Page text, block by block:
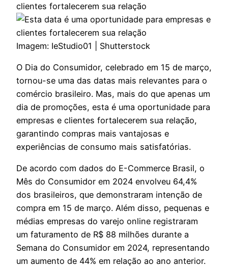
clientes fortalecerem sua relação
Imagem: IeStudio01 | Shutterstock
O Dia do Consumidor, celebrado em 15 de março,
tornou-se uma das datas mais relevantes para o
comércio brasileiro. Mas, mais do que apenas um
dia de promoções, esta é uma oportunidade para
empresas e clientes fortalecerem sua relação,
garantindo compras mais vantajosas e
experiências de consumo mais satisfatórias.
De acordo com dados do E-Commerce Brasil, o
Mês do Consumidor em 2024 envolveu 64,4%
dos brasileiros, que demonstraram intenção de
compra em 15 de março. Além disso, pequenas e
médias empresas do varejo online registraram
um faturamento de R$ 88 milhões durante a
Semana do Consumidor em 2024, representando
um aumento de 44% em relação ao ano anterior.